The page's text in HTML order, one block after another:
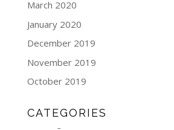
March 2020
January 2020
December 2019
November 2019
October 2019
CATEGORIES